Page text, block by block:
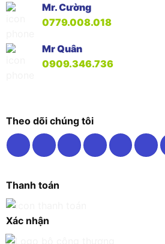
Mr. Cường
0779.008.018
Mr Quân
0909.346.736
Theo dõi chúng tôi
Thanh toán
Xác nhận